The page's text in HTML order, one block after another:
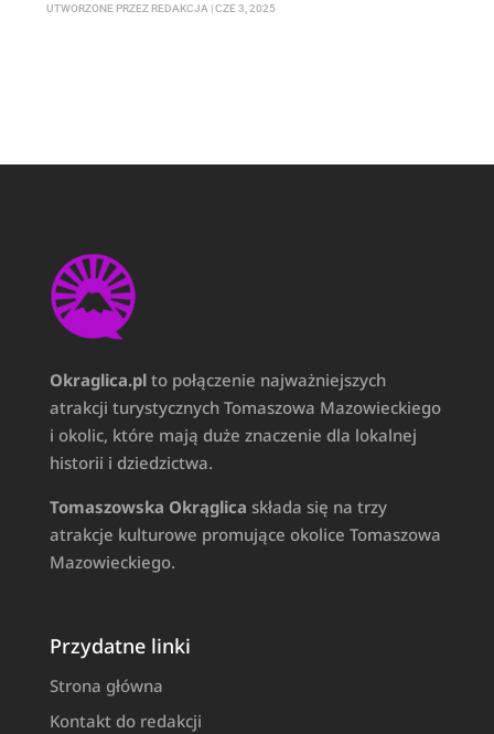
UTWORZONE PRZEZ REDAKCJA |CZE 3, 2025
Okraglica.plto połączenie najważniejszych
atrakcji turystycznych Tomaszowa Mazowieckiego
i okolic, które mają duże znaczenie dla lokalnej
historii i dziedzictwa.
Tomaszowska Okrąglica składa się na trzy
atrakcje kulturowe promujące okolice Tomaszowa
Mazowieckiego.
Przydatne linki
Strona główna
Kontakt do redakcji